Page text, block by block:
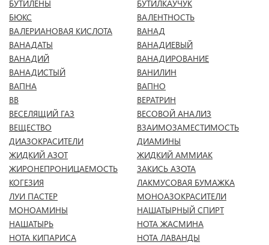
БУТИЛЕНЫ
БУТИЛКАУЧУК
БЮКС
ВАЛЕНТНОСТЬ
ВАЛЕРИАНОВАЯ КИСЛОТА
ВАНАД
ВАНАДАТЫ
ВАНАДИЕВЫЙ
ВАНАДИЙ
ВАНАДИРОВАНИЕ
ВАНАДИСТЫЙ
ВАНИЛИН
ВАПНА
ВАПНО
ВВ
ВЕРАТРИН
ВЕСЕЛЯЩИЙ ГАЗ
ВЕСОВОЙ АНАЛИЗ
ВЕЩЕСТВО
ВЗАИМОЗАМЕСТИМОСТЬ
ДИАЗОКРАСИТЕЛИ
ДИАМИНЫ
ЖИДКИЙ АЗОТ
ЖИДКИЙ АММИАК
ЖИРОНЕПРОНИЦАЕМОСТЬ
ЗАКИСЬ АЗОТА
КОГЕЗИЯ
ЛАКМУСОВАЯ БУМАЖКА
ЛУИ ПАСТЕР
МОНОАЗОКРАСИТЕЛИ
МОНОАМИНЫ
НАШАТЫРНЫЙ СПИРТ
НАШАТЫРЬ
НОТА ЖАСМИНА
НОТА КИПАРИСА
НОТА ЛАВАНДЫ